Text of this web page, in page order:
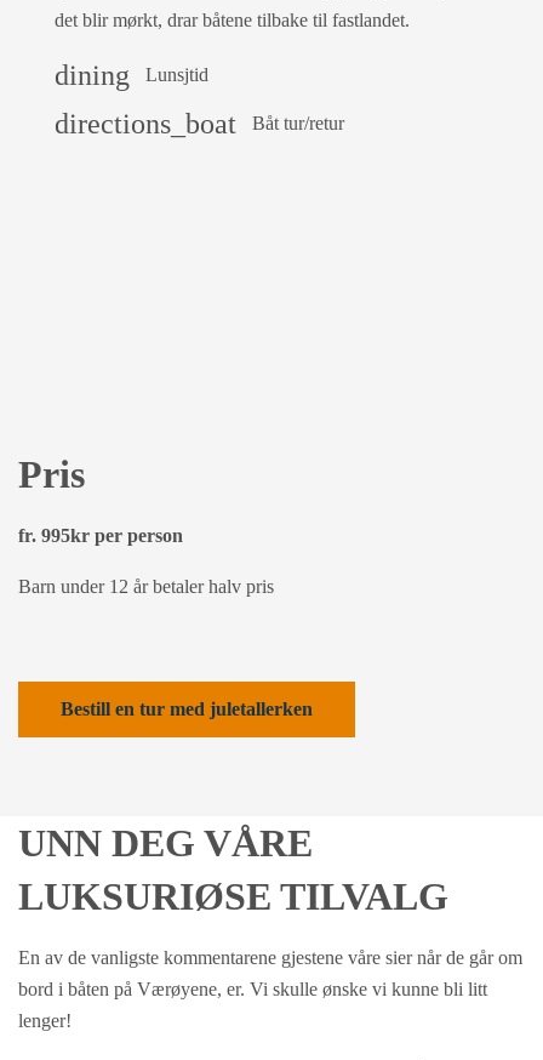
det blir mørkt, drar båtene tilbake til fastlandet.
dining Lunsjtid
directions_boat Båt tur/retur
Pris
fr. 995kr per person
Barn under 12 år betaler halv pris
Bestill en tur med juletallerken
UNN DEG VÅRE
LUKSURIØSE TILVALG
En av de vanligste kommentarene gjestene våre sier når de går om
bord i båten på Værøyene, er. Vi skulle ønske vi kunne bli litt
lenger!